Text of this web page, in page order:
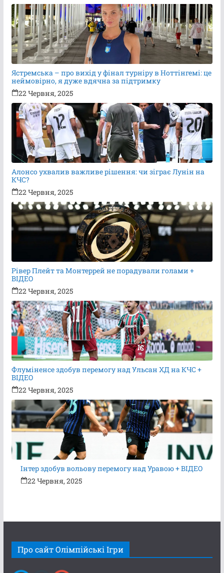
Ястремська – про вихід у фінал турніру в Ноттінгемі: це
неймовірно, я дуже вдячна за підтримку
22 Червня, 2025
Алонсо ухвалив важливе рішення: чи зіграє Лунін на
КЧС?
22 Червня, 2025
Рівер Плейт та Монтеррей не порадували голами +
ВІДЕО
22 Червня, 2025
Флуміненсе здобув перемогу над Ульсан ХД на КЧС +
ВІДЕО
22 Червня, 2025
Інтер здобув вольову перемогу над Уравою + ВІДЕО
22 Червня, 2025
Про сайт Олімпійські Ігри